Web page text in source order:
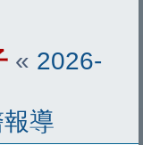
« 2026-
導